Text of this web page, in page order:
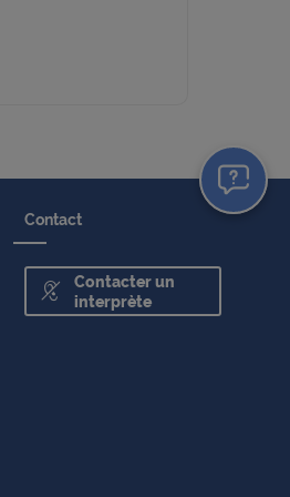
Contact
Contacter un
interprète